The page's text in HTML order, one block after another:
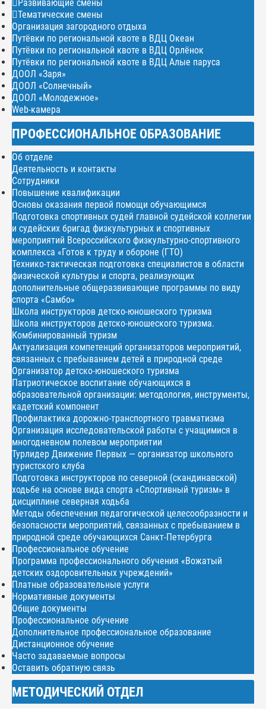
Развивающие смены
Тематические смены
Организация загородного отдыха
Путёвки по региональной квоте в ВДЦ Океан
Путёвки по региональной квоте в ВДЦ Орлёнок
Путёвки по региональной квоте в ВДЦ Алые паруса
ДООЛ «Заря»
ДООЛ «Солнечный»
ДООЛ «Молодежное»
Web-камера
ПРОФЕССИОНАЛЬНОЕ ОБРАЗОВАНИЕ
Об отделе
Деятельность и контакты
Сотрудники
Повышение квалификации
Основы оказания первой помощи обучающимся
Подготовка спортивных судей главной судейской коллегии
и судейских бригад физкультурных и спортивных
мероприятий Всероссийского физкультурно-спортивного
комплекса «Готов к труду и обороне (ГТО)
Технико-тактическая подготовка специалистов в области
физической культуры и спорта, реализующих
дополнительные общеразвивающие программы по виду
спорта «Самбо»
Школа инструкторов детско-юношеского туризма
Школа инструкторов детско-юношеского туризма.
Комбинированный туризм
Актуализация компетенций организаторов мероприятий,
связанных с пребыванием детей в природной среде
Организатор детско-юношеского туризма
Патриотическое воспитание обучающихся в
образовательной организации: методология, инструменты,
кадетский компонент
Профилактика дорожно-транспортного травматизма
Организация исследовательской работы с учащимися в
многодневном полевом мероприятии
Турлидер Движение Первых — организатор школьного
туристского клуба
Подготовка инструкторов по северной (скандинавской)
ходьбе на основе вида спорта «Спортивный туризм» в
дисциплине северная ходьба
Методы обеспечения педагогической целесообразности и
безопасности мероприятий, связанных с пребыванием в
природной среде обучающихся Санкт-Петербурга
Профессиональное обучение
Программа профессионального обучения «Вожатый
детских оздоровительных учреждений»
Платные образовательные услуги
Нормативные документы
Общие документы
Профессиональное обучение
Дополнительное профессиональное образование
Дистанционное обучение
Часто задаваемые вопросы
Оставить обратную связь
МЕТОДИЧЕСКИЙ ОТДЕЛ